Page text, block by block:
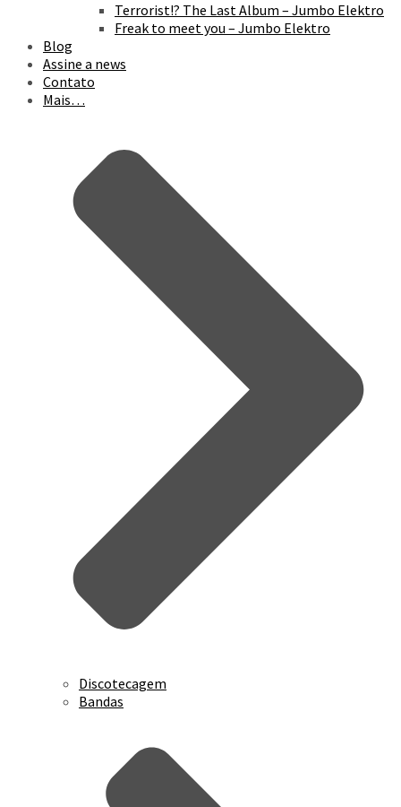
Terrorist!? The Last Album – Jumbo Elektro
Freak to meet you – Jumbo Elektro
Blog
Assine a news
Contato
Mais…
Discotecagem
Bandas